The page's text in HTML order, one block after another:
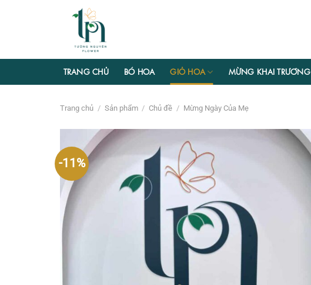
TRANG CHỦ BÓ HOA GIỎ HOA MỪNG KHAI TRƯƠNG
Trang chủ / Sản phẩm / Chủ đề / Mừng Ngày Của Mẹ
-11%